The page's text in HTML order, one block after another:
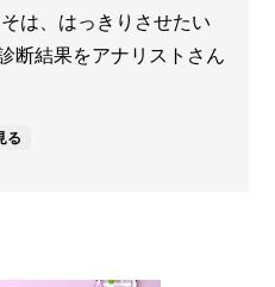
は、はっきりさせたい
断結果をアナリストさん
る